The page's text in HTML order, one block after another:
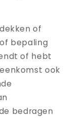
of
bepaling
of hebt
ook
bedragen